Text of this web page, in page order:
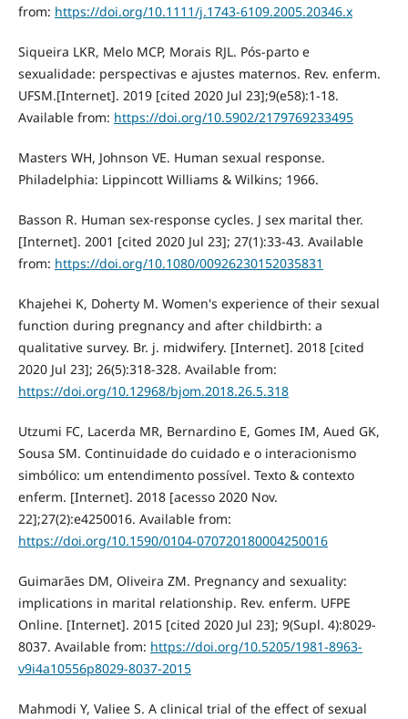
from: https://doi.org/10.1111/j.1743-6109.2005.20346.x
Siqueira LKR, Melo MCP, Morais RJL. Pós-parto e
sexualidade: perspectivas e ajustes maternos. Rev. enferm.
UFSM.[Internet]. 2019 [cited 2020 Jul 23];9(e58):1-18.
Available from: https://doi.org/10.5902/2179769233495
Masters WH, Johnson VE. Human sexual response.
Philadelphia: Lippincott Williams & Wilkins; 1966.
Basson R. Human sex-response cycles. J sex marital ther.
[Internet]. 2001 [cited 2020 Jul 23]; 27(1):33-43. Available
from: https://doi.org/10.1080/00926230152035831
Khajehei K, Doherty M. Women's experience of their sexual
function during pregnancy and after childbirth: a
qualitative survey. Br. j. midwifery. [Internet]. 2018 [cited
2020 Jul 23]; 26(5):318-328. Available from:
https://doi.org/10.12968/bjom.2018.26.5.318
Utzumi FC, Lacerda MR, Bernardino E, Gomes IM, Aued GK,
Sousa SM. Continuidade do cuidado e o interacionismo
simbólico: um entendimento possível. Texto & contexto
enferm. [Internet]. 2018 [acesso 2020 Nov.
22];27(2):e4250016. Available from:
https://doi.org/10.1590/0104-070720180004250016
Guimarães DM, Oliveira ZM. Pregnancy and sexuality:
implications in marital relationship. Rev. enferm. UFPE
Online. [Internet]. 2015 [cited 2020 Jul 23]; 9(Supl. 4):8029-
8037. Available from: https://doi.org/10.5205/1981-8963-
v9i4a10556p8029-8037-2015
Mahmodi Y, Valiee S. A clinical trial of the effect of sexual